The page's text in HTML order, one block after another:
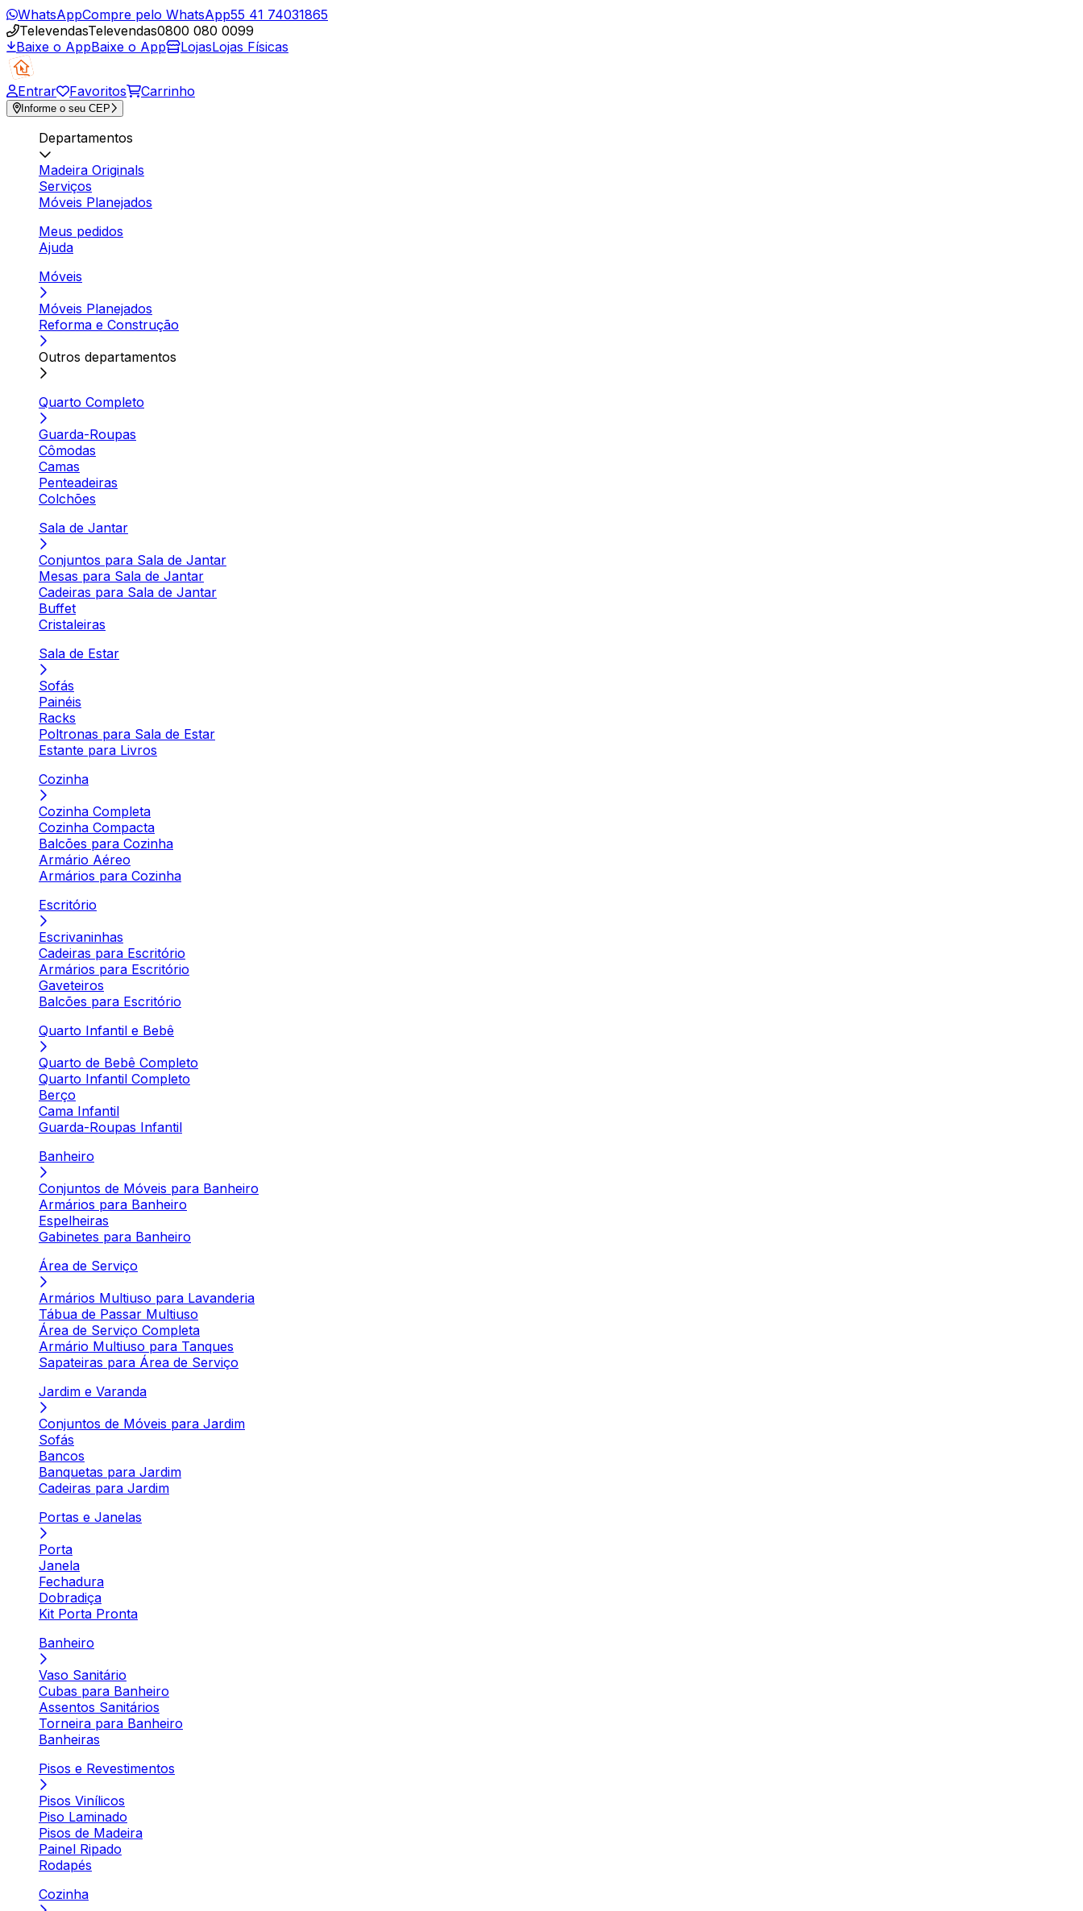
WhatsAppCompre pelo WhatsApp55 41 74031865
TelevendasTelevendas0800 080 0099
Baixe o AppBaixe o App LojasLojas Físicas
Entrar Favoritos Carrinho
Informe o seu CEP
Departamentos
Madeira Originals
Serviços
Móveis Planejados
Meus pedidos
Ajuda
Móveis
Móveis Planejados
Reforma e Construção
Outros departamentos
Quarto Completo
Guarda-Roupas
Cômodas
Camas
Penteadeiras
Colchões
Sala de Jantar
Conjuntos para Sala de Jantar
Mesas para Sala de Jantar
Cadeiras para Sala de Jantar
Buffet
Cristaleiras
Sala de Estar
Sofás
Painéis
Racks
Poltronas para Sala de Estar
Estante para Livros
Cozinha
Cozinha Completa
Cozinha Compacta
Balcões para Cozinha
Armário Aéreo
Armários para Cozinha
Escritório
Escrivaninhas
Cadeiras para Escritório
Armários para Escritório
Gaveteiros
Balcões para Escritório
Quarto Infantil e Bebê
Quarto de Bebê Completo
Quarto Infantil Completo
Berço
Cama Infantil
Guarda-Roupas Infantil
Banheiro
Conjuntos de Móveis para Banheiro
Armários para Banheiro
Espelheiras
Gabinetes para Banheiro
Área de Serviço
Armários Multiuso para Lavanderia
Tábua de Passar Multiuso
Área de Serviço Completa
Armário Multiuso para Tanques
Sapateiras para Área de Serviço
Jardim e Varanda
Conjuntos de Móveis para Jardim
Sofás
Bancos
Banquetas para Jardim
Cadeiras para Jardim
Portas e Janelas
Porta
Janela
Fechadura
Dobradiça
Kit Porta Pronta
Banheiro
Vaso Sanitário
Cubas para Banheiro
Assentos Sanitários
Torneira para Banheiro
Banheiras
Pisos e Revestimentos
Pisos Vinílicos
Piso Laminado
Pisos de Madeira
Painel Ripado
Rodapés
Cozinha